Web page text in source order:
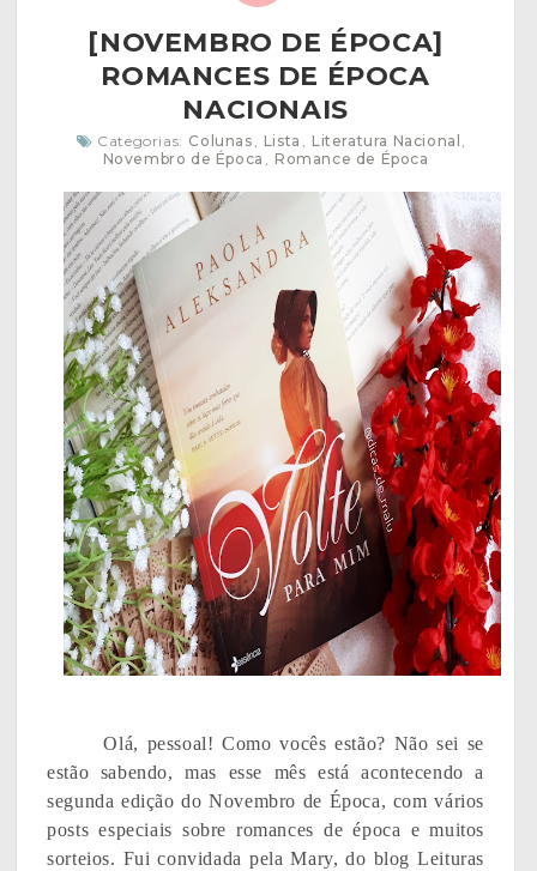
[NOVEMBRO DE ÉPOCA]
ROMANCES DE ÉPOCA
NACIONAIS
Categorias: Colunas , Lista , Literatura Nacional ,
Novembro de Época , Romance de Época
Olá, pessoal! Como vocês estão? Não sei se
estão sabendo, mas esse mês está acontecendo a
segunda edição do Novembro de Época, com vários
posts especiais sobre romances de época e muitos
sorteios. Fui convidada pela Mary, do blog Leituras